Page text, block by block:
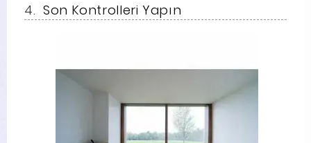
Son Kontrolleri Yapın